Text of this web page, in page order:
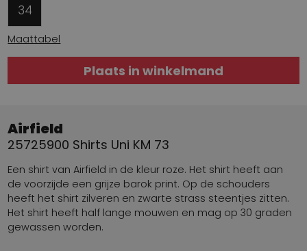
34
Maattabel
Plaats in winkelmand
Airfield
25725900 Shirts Uni KM 73
Een shirt van Airfield in de kleur roze. Het shirt heeft aan
de voorzijde een grijze barok print. Op de schouders
heeft het shirt zilveren en zwarte strass steentjes zitten.
Het shirt heeft half lange mouwen en mag op 30 graden
gewassen worden.